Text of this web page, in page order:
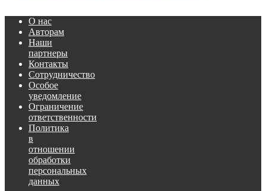
О нас
Авторам
Наши
партнеры
Контакты
Сотрудничество
Особое
уведомление
Ограничение
ответственности
Политика
в
отношении
обработки
персональных
данных